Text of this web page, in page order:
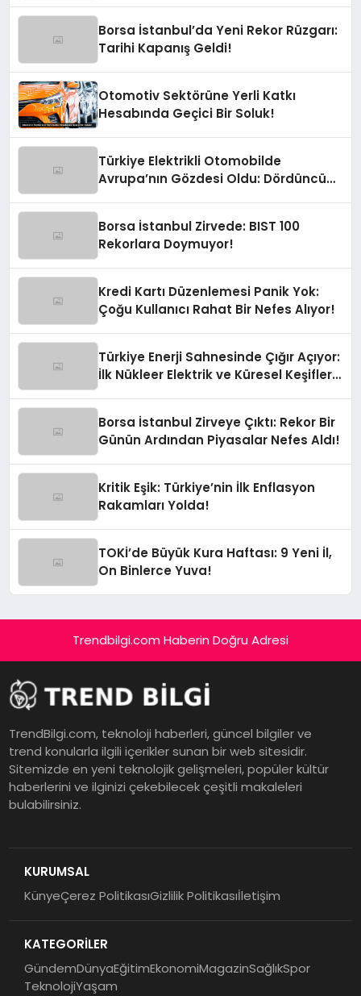
Borsa İstanbul’da Yeni Rekor Rüzgarı:
Tarihi Kapanış Geldi!
Otomotiv Sektörüne Yerli Katkı
Hesabında Geçici Bir Soluk!
Türkiye Elektrikli Otomobilde
Avrupa’nın Gözdesi Oldu: Dördüncü
Borsa İstanbul Zirvede: BIST 100
Rekorlara Doymuyor!
Kredi Kartı Düzenlemesi Panik Yok:
Çoğu Kullanıcı Rahat Bir Nefes Alıyor!
Türkiye Enerji Sahnesinde Çığır Açıyor:
İlk Nükleer Elektrik ve Küresel Keşifler
Borsa İstanbul Zirveye Çıktı: Rekor Bir
Günün Ardından Piyasalar Nefes Aldı!
Kritik Eşik: Türkiye’nin İlk Enflasyon
Rakamları Yolda!
TOKİ’de Büyük Kura Haftası: 9 Yeni İl,
On Binlerce Yuva!
Trendbilgi.com Haberin Doğru Adresi
TrendBilgi.com, teknoloji haberleri, güncel bilgiler ve
trend konularla ilgili içerikler sunan bir web sitesidir.
Sitemizde en yeni teknolojik gelişmeleri, popüler kültür
haberlerini ve ilginizi çekebilecek çeşitli makaleleri
bulabilirsiniz.
KURUMSAL
KünyeÇerez PolitikasıGizlilik Politikasıİletişim
KATEGORİLER
GündemDünyaEğitimEkonomiMagazinSağlıkSpor
TeknolojiYaşam